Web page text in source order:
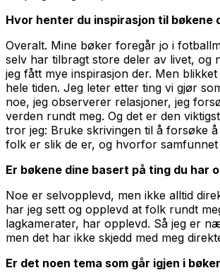
Hvor henter du inspirasjon til bøkene
Overalt. Mine bøker foregår jo i
selv har tilbragt store deler av livet, og
jeg fått mye inspirasjon der. Men
hele tiden. Jeg leter etter ting vi gjør
noe, jeg observerer relasjoner, jeg
verden rundt meg. Og det er den
tror jeg: Bruke skrivingen til å forsøke
folk er slik de er, og hvorfor samfunnet
Er bøkene dine basert på ting du har
Noe er selvopplevd, men ikke alltid
har jeg sett og opplevd at folk rundt
lagkamerater, har opplevd. Så jeg er
men det har ikke skjedd med meg
Er det noen tema som går igjen i